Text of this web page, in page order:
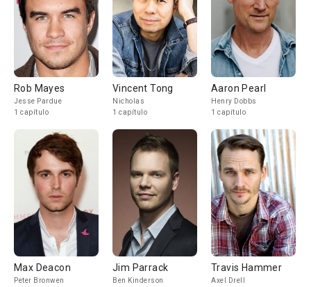
Rob Mayes
Jesse Pardue
1 capítulo
Vincent Tong
Nicholas
1 capítulo
Aaron Pearl
Henry Dobbs
1 capítulo
Max Deacon
Peter Bronwen
Jim Parrack
Ben Kinderson
Travis Hammer
Axel Drell